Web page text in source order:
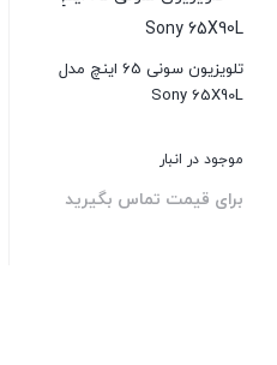
تلویزیون سونی 65 اینچ مدل
Sony 65X90L
موجود در انبار
برای قیمت تماس بگیرید